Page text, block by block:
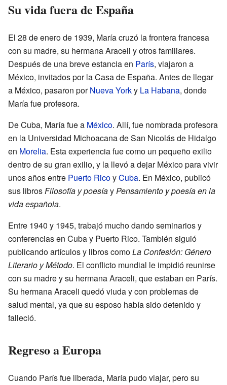
Su vida fuera de España
El 28 de enero de 1939, María cruzó la frontera francesa
con su madre, su hermana Araceli y otros familiares.
Después de una breve estancia en París, viajaron a
México, invitados por la Casa de España. Antes de llegar
a México, pasaron porNueva Yorky La Habana, donde
María fue profesora.
De Cuba, María fue a México. Allí, fue nombrada profesora
en la Universidad Michoacana de San Nicolás de Hidalgo
en Morelia. Esta experiencia fue como un pequeño exilio
dentro de su gran exilio, y la llevó a dejar México para vivir
unos años entre Puerto RicoyCuba. En México, publicó
sus librosFilosofía y poesíayPensamiento y poesía en la
vida española.
Entre 1940 y 1945, trabajó mucho dando seminarios y
conferencias en Cuba y Puerto Rico. También siguió
publicando artículos y libros comoLa Confesión: Género
Literario y Método. El conflicto mundial le impidió reunirse
con su madre y su hermana Araceli, que estaban en París.
Su hermana Araceli quedó viuda y con problemas de
salud mental, ya que su esposo había sido detenido y
falleció.
Regreso a Europa
Cuando París fue liberada, María pudo viajar, pero su